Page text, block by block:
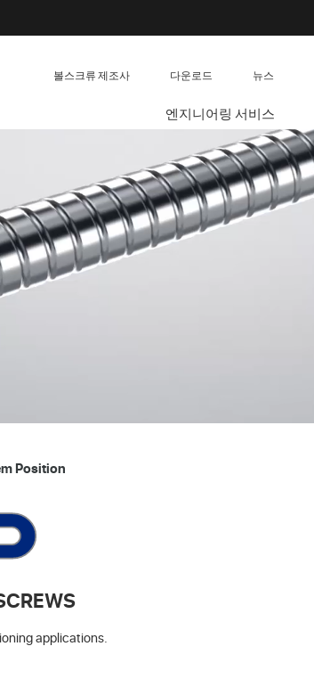
볼스크류 제조사 다운로드 뉴스
엔지니어링 서비스
Position
applications.